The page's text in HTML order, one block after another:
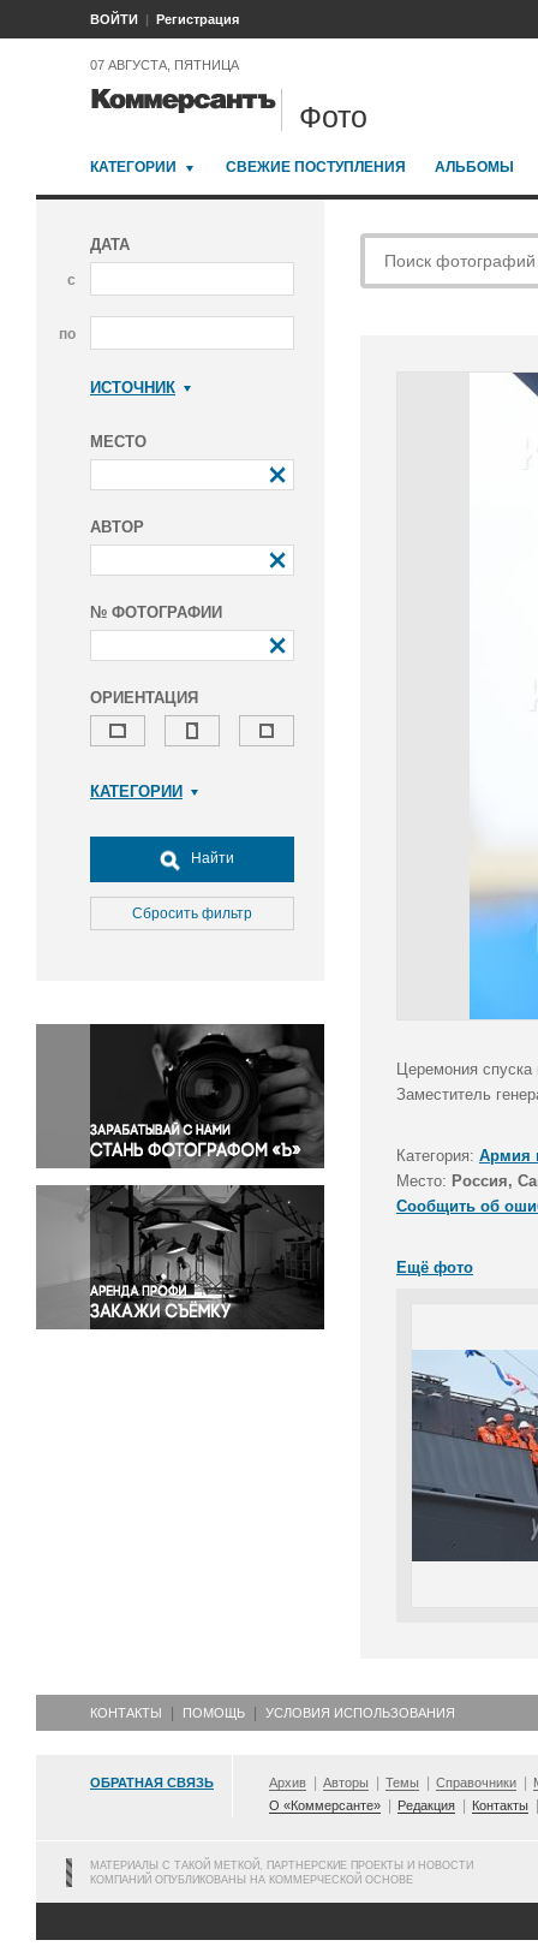
ВОЙТИ Регистрация
07 АВГУСТА, ПЯТНИЦА
Фото
КАТЕГОРИИ СВЕЖИЕ ПОСТУПЛЕНИЯ АЛЬБОМЫ
ДАТА
с
по
ИСТОЧНИК
МЕСТО
АВТОР
№ ФОТОГРАФИИ
ОРИЕНТАЦИЯ
КАТЕГОРИИ
Досуг, туризм и отдых
Культура
Медицина
Окружающая среда
Политика
Правосудие
Происшествия и конфликты
Религия
Светская жизнь
Спорт
Экология
Экономика и бизнес
Найти
Сбросить фильтр
Церемония
Заместитель
Категория: Армия
Место: Россия,
Сообщить об
Ещё фото
КОНТАКТЫ ПОМОЩЬ УСЛОВИЯ ИСПОЛЬЗОВАНИЯ
ОБРАТНАЯ СВЯЗЬ Архив Авторы Темы Справочники
О «Коммерсанте»
Редакция Контакты
МАТЕРИАЛЫ С ТАКОЙ МЕТКОЙ, ПАРТНЕРСКИЕ ПРОЕКТЫ И НОВОСТИ
КОМПАНИЙ ОПУБЛИКОВАНЫ НА КОММЕРЧЕСКОЙ ОСНОВЕ